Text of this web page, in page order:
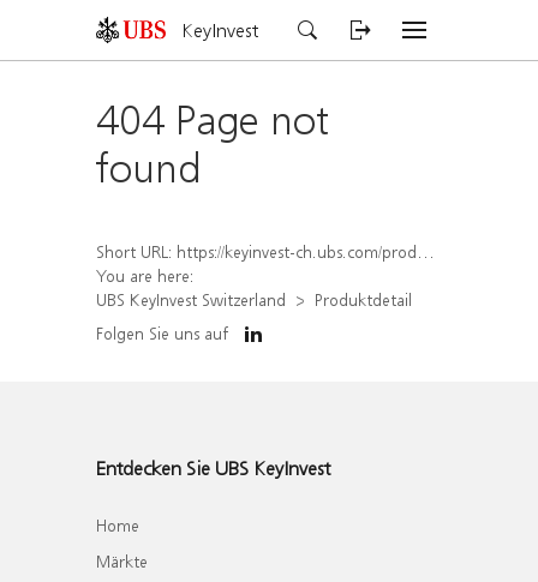
KeyInvest
404 Page not
found
Short URL: https://keyinvest-ch.ubs.com/produkt/detail/index/isin/CH1571796536
You are here:
UBS KeyInvest Switzerland
Produktdetail
Folgen Sie uns auf
Entdecken Sie UBS KeyInvest
Home
Märkte